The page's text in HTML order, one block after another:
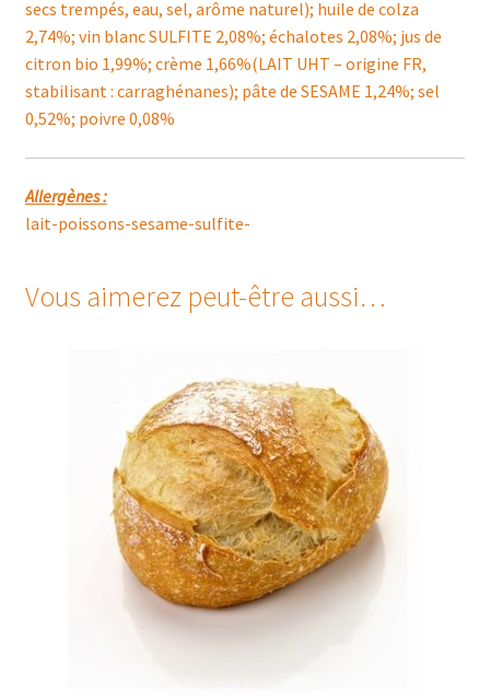
secs trempés, eau, sel, arôme naturel); huile de colza
2,74%; vin blanc SULFITE 2,08%; échalotes 2,08%; jus de
citron bio 1,99%; crème 1,66%(LAIT UHT – origine FR,
stabilisant : carraghénanes); pâte de SESAME 1,24%; sel
0,52%; poivre 0,08%
Allergènes :
lait-poissons-sesame-sulfite-
Vous aimerez peut-être aussi…